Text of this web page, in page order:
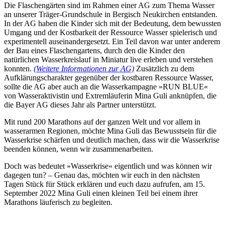
Die Flaschengärten sind im Rahmen einer AG zum Thema Wasser
an unserer Träger-Grundschule in Bergisch Neukirchen entstanden.
In der AG haben die Kinder sich mit der Bedeutung, dem bewussten
Umgang und der Kostbarkeit der Ressource Wasser spielerisch und
experimentell auseinandergesetzt. Ein Teil davon war unter anderem
der Bau eines Flaschengartens, durch den die Kinder den
natürlichen Wasserkreislauf in Miniatur live erleben und verstehen
konnten. (Weitere Informationen zur AG) Zusätzlich zu dem
Aufklärungscharakter gegenüber der kostbaren Ressource Wasser,
sollte die AG aber auch an die Wasserkampagne »RUN BLUE«
von Wasseraktivistin und Extremläuferin Mina Guli anknüpfen, die
die Bayer AG dieses Jahr als Partner unterstützt.
Mit rund 200 Marathons auf der ganzen Welt und vor allem in
wasserarmen Regionen, möchte Mina Guli das Bewusstsein für die
Wasserkrise schärfen und deutlich machen, dass wir die Wasserkrise
beenden können, wenn wir zusammenarbeiten.
Doch was bedeutet »Wasserkrise« eigentlich und was können wir
dagegen tun? – Genau das, möchten wir euch in den nächsten
Tagen Stück für Stück erklären und euch dazu aufrufen, am 15.
September 2022 Mina Guli einen kleinen Teil bei einem ihrer
Marathons läuferisch zu begleiten.